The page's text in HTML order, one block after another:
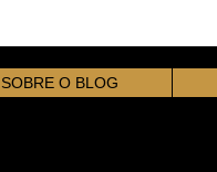
SOBRE O BLOG